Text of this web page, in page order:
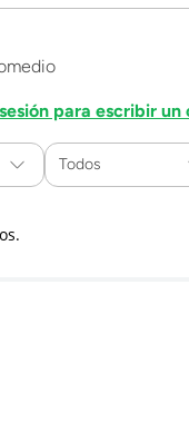
para escribir un
Todos